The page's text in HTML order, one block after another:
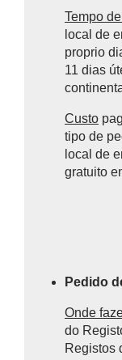
Tempo
local de
proprio
11 dias
Custo
tipo de
local de
gratuito
Pedido
Onde
do
Registos